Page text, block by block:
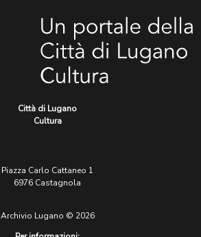
Città di Lugano
Cultura
Piazza Carlo Cattaneo 1
6976 Castagnola
Archivio Lugano © 2026